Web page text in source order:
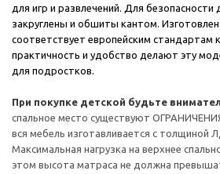
для игр и развлечений. Для безопасности
закруглены и обшиты кантом.
соответствует европейским стандартам
практичность и удобство делают эту
для подростков.
При покупке детской будьте
спальное место существуют
вся мебель изготавливается с толщиной
Максимальная нагрузка на верхнее
этом высота матраса не должна